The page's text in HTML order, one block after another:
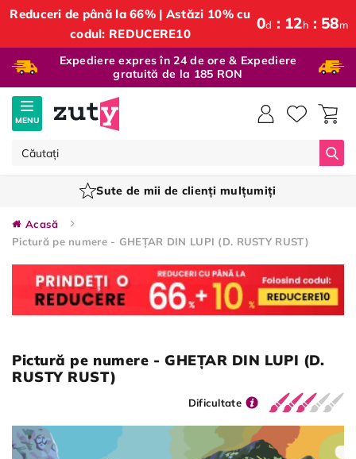
Reduceri de până la 66% | Astăzi 10% cu
codul: REDUCERE10
0d 12h 58m
Expediere expres în 24 de ore & Expediere
gratuită de la 185 RON
MENU
Sute de mii de clienți mulțumiți
Acasă
Pictură pe numere - GHEȚAR DIN LUPI (D. RUSTY RUST)
Pictură pe numere - GHEȚAR DIN LUPI (D.
RUSTY RUST)
Dificultate